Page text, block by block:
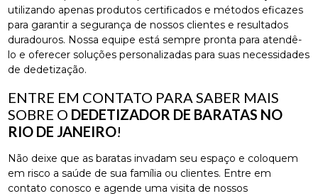
utilizando apenas produtos certificados e métodos eficazes
para garantir a segurança de nossos clientes e resultados
duradouros. Nossa equipe está sempre pronta para atendê-
lo e oferecer soluções personalizadas para suas necessidades
de dedetização.
ENTRE EM CONTATO PARA SABER MAIS
SOBRE O DEDETIZADOR DE BARATAS NO
RIO DE JANEIRO!
Não deixe que as baratas invadam seu espaço e coloquem
em risco a saúde de sua família ou clientes. Entre em
contato conosco e agende uma visita de nossos